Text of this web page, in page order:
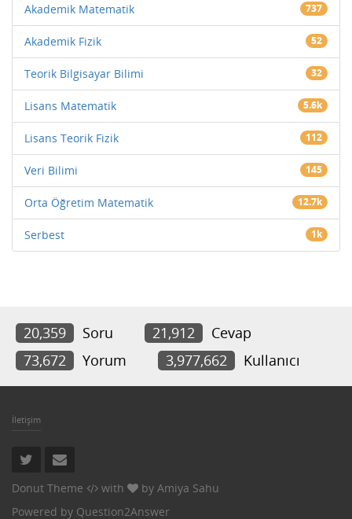
Akademik Matematik 737
Akademik Fizik 52
Teorik Bilgisayar Bilimi 32
Lisans Matematik 5.6k
Lisans Teorik Fizik 112
Veri Bilimi 145
Orta Öğretim Matematik 12.7k
Serbest 1k
20,359 Soru 21,912
Cevap
73,672
Yorum 3,977,662 Kullanıcı
İletişim
Donut Theme with by Amiya Sahu
Powered by Question2Answer